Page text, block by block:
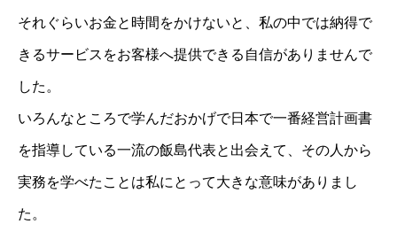
それぐらいお金と時間をかけないと、私の中では納得で
きるサービスをお客様へ提供できる自信がありませんで
した。
いろんなところで学んだおかげで日本で一番経営計画書
を指導している一流の飯島代表と出会えて、その人から
実務を学べたことは私にとって大きな意味がありまし
た。